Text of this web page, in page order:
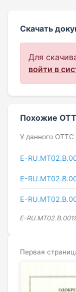
Скачать
Для
войти в
Похожие
У данного ОТТС
E-
E-
E-
E-
Первая